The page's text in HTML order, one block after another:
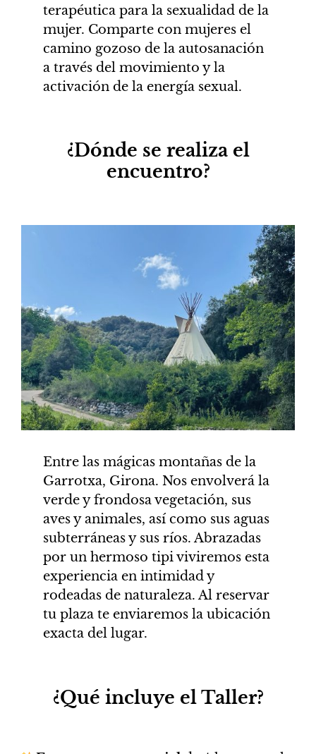
terapéutica para la sexualidad de la
mujer. Comparte con mujeres el
camino gozoso de la autosanación
a través del movimiento y la
activación de la energía sexual.
¿Dónde se realiza el
encuentro?
Entre las mágicas montañas de la
Garrotxa, Girona. Nos envolverá la
verde y frondosa vegetación, sus
aves y animales, así como sus aguas
subterráneas y sus ríos. Abrazadas
por un hermoso tipi viviremos esta
experiencia en intimidad y
rodeadas de naturaleza. Al reservar
tu plaza te enviaremos la ubicación
exacta del lugar.
¿Qué incluye el Taller?